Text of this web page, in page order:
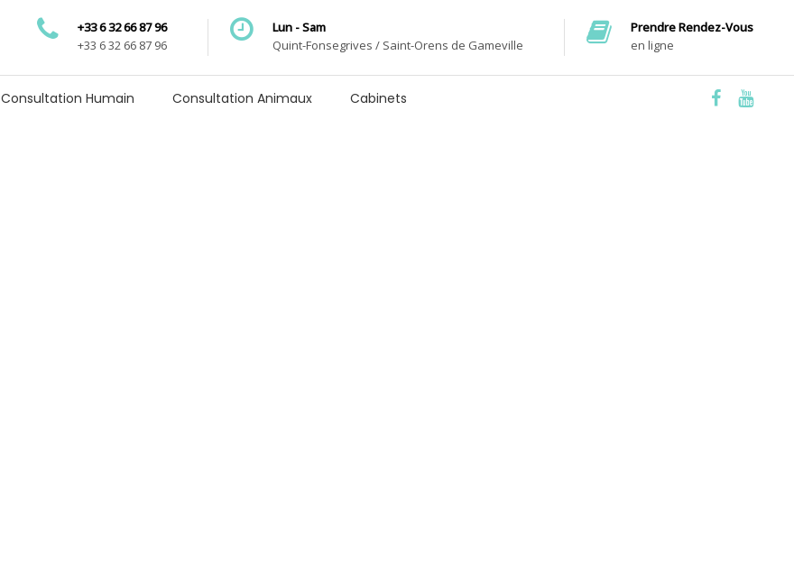
+33 6 32 66 87 96
+33 6 32 66 87 96
Lun - Sam
Quint-Fonsegrives / Saint-Orens de Gameville
Prendre Rendez-Vous
en ligne
Consultation Humain Consultation Animaux Cabinets